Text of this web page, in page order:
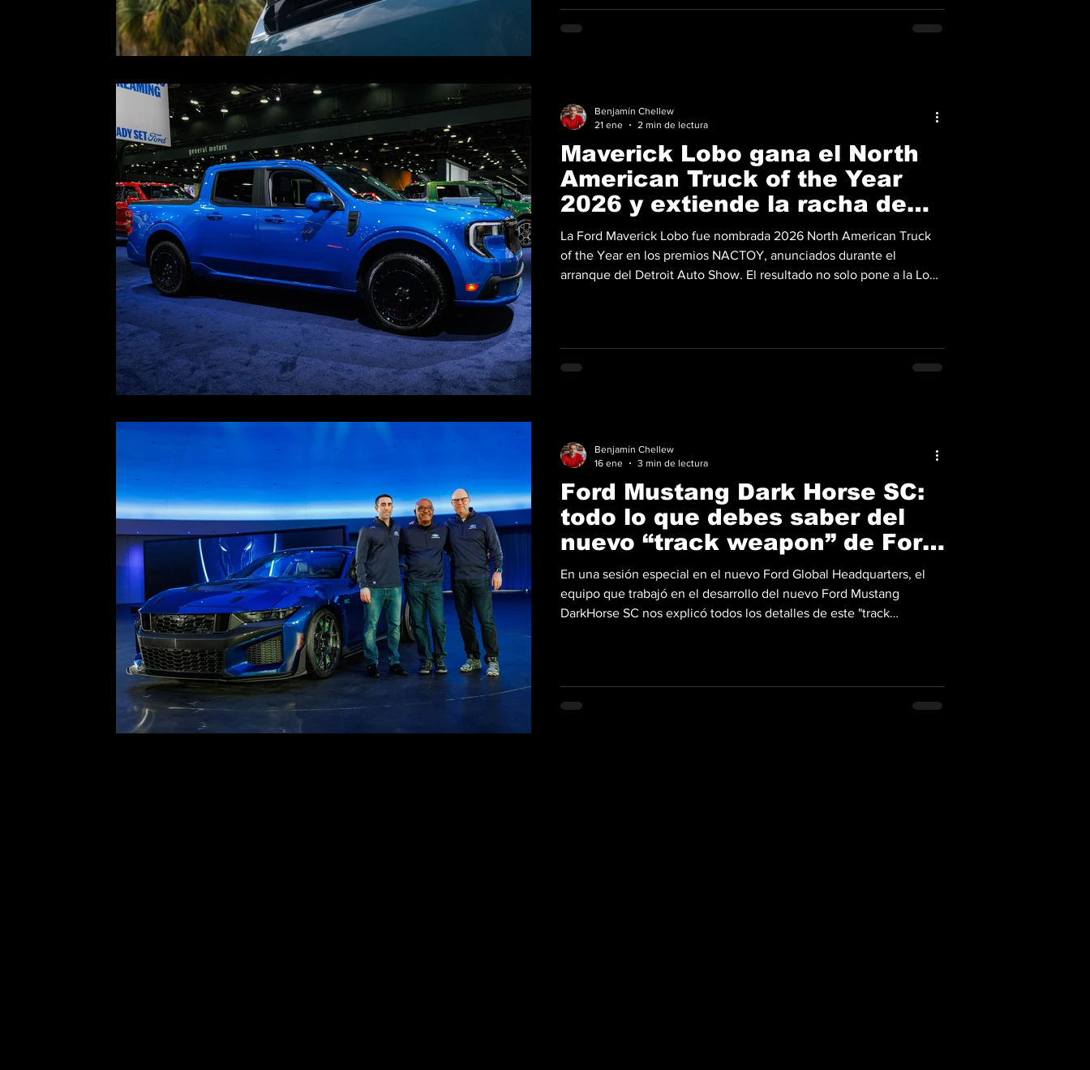
estrategia enfocada en fabricar vehículos más eficientes, operar
con mayor inteligencia energét
Maverick Lobo gana el North
American Truck of the Year
2026 y extiende la racha de
Ford
La Ford Maverick Lobo fue nombrada 2026 North American Truck
of the Year en los premios NACTOY, anunciados durante el
arranque del Detroit Auto Show. El resultado no solo pone a la Lobo
enmarca el premio como un “six-peat” que comenzó con la F-150 y
el Maverick original, continuó con F-
Benjamín Chellew
21 ene
2 min de lectura
Ford Mustang Dark Horse SC:
todo lo que debes saber del
nuevo “track weapon” de Ford
Racing
En una sesión especial en el nuevo Ford Global Headquarters, el
equipo que trabajó en el desarrollo del nuevo Ford Mustang
DarkHorse SC nos explicó todos los detalles de este "track
al SC dentro de la filosofía de “correr para aprender” : invertir en
competición para transferir soluciones
Benjamín Chellew
16 ene
3 min de lectura